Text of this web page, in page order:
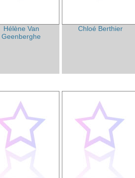
Hélène Van
Geenberghe
Chloé Berthier